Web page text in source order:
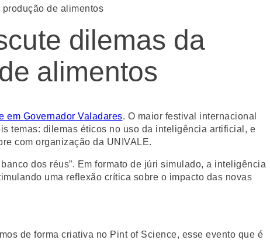
de alimentos
dilemas da
alimentos
em Governador Valadares. O maior festival internacional
temas: dilemas éticos no uso da inteligência artificial, e
com organização da UNIVALE.
dos réus”. Em formato de júri simulado, a inteligência
uma reflexão crítica sobre o impacto das novas
de forma criativa no Pint of Science, esse evento que é